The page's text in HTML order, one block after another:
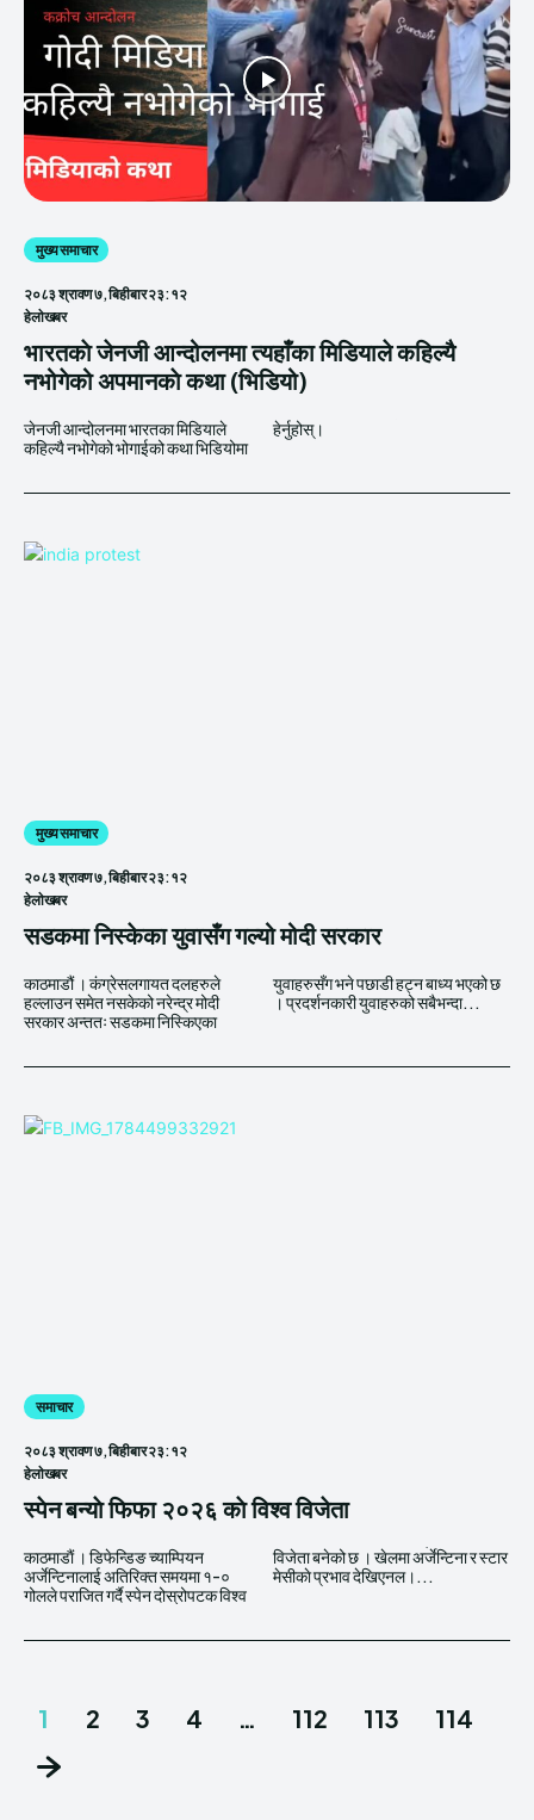
मुख्य समाचार
२०८३ श्रावण ७, बिहीबार २३:१२
हेलाेखबर
भारतकाे जेनजी आन्दोलनमा त्यहाँका मिडियाले कहिल्यै
नभोगेको अपमानकाे कथा (भिडियो)
जेनजी आन्दोलनमा भारतका मिडियाले
कहिल्यै नभोगेको भोगाईको कथा भिडियोमा
हेर्नुहोस्।
मुख्य समाचार
२०८३ श्रावण ७, बिहीबार २३:१२
हेलाेखबर
सडकमा निस्केका युवासँग गल्यो मोदी सरकार
काठमाडौं । कंग्रेसलगायत दलहरुले
हल्लाउन समेत नसकेको नरेन्द्र मोदी
सरकार अन्ततः सडकमा निस्किएका
युवाहरुसँग भने पछाडी हट्न बाध्य भएको छ
। प्रदर्शनकारी युवाहरुको सबैभन्दा...
समाचार
२०८३ श्रावण ७, बिहीबार २३:१२
हेलाेखबर
स्पेन बन्याे फिफा २०२६ काे विश्व विजेता
काठमाडाैं । डिफेन्डिङ च्याम्पियन
अर्जेन्टिनालाई अतिरिक्त समयमा १-०
गोलले पराजित गर्दै स्पेन दोस्रोपटक विश्व
विजेता बनेको छ । खेलमा अर्जेन्टिना र स्टार
मेसीकाे प्रभाव देखिएनल।...
1 2 3 4 … 112 113 114